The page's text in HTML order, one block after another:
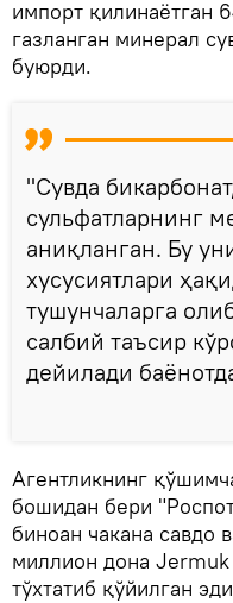
импорт қилинаётган
газланган минерал
буюрди.
"Сувда
сульфатларнинг
аниқланган. Бу
хусусиятлари
тушунчаларга
салбий таъсир
дейилади
Агентликнинг
бошидан бери
биноан чакана савдо
миллион дона
тўхтатиб қўйилган